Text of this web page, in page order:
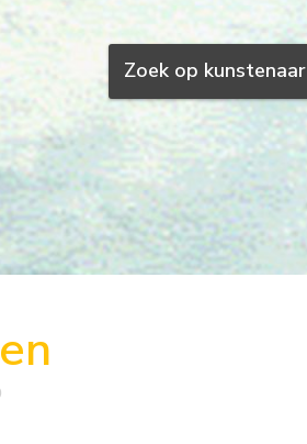
Zoek op kunstenaar